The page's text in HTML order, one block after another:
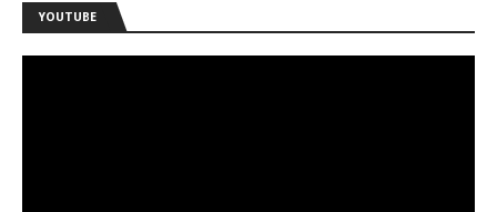
YOUTUBE